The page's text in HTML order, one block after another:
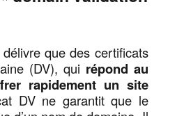
délivre que des certificats
(DV), qui répond au
rapidement un site
DV ne garantit que le